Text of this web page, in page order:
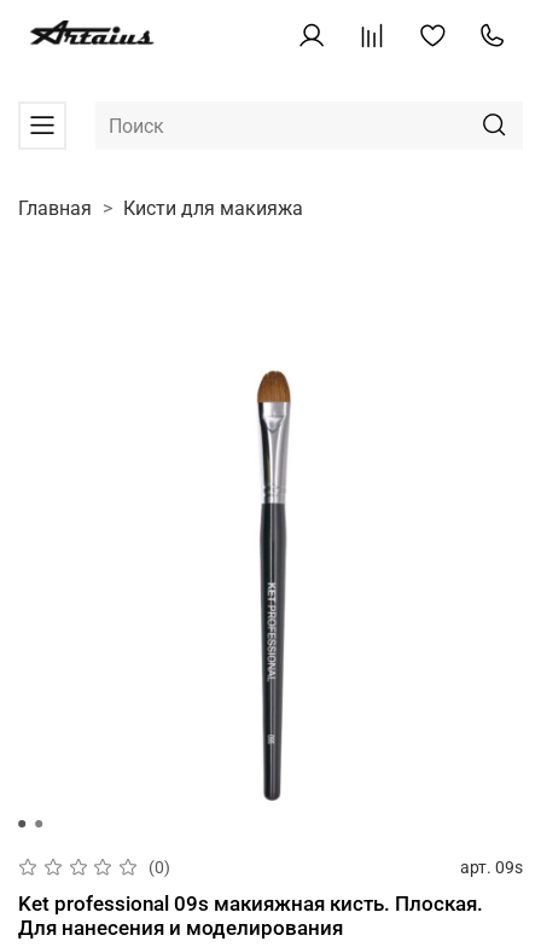
Главная Кисти для макияжа
(0) арт. 09s
Ket professional 09s макияжная кисть. Плоская.
Для нанесения и моделирования